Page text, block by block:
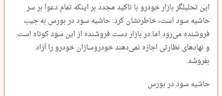
این تحلیلگر بازار خودرو با تاکید مجدد بر اینکه تمام دعوا بر سر
حاشیه سود است، خاطرنشان کرد: حاشیه سود در بورس به جیب
فروشنده می‌رود اما در بازار دست فروشنده از این سود کوتاه است
و نهادهای نظارتی اجازه نمی‌دهند خودروسازان خودرو را آزاد
بفروشد.
حاشیه سود در بورس